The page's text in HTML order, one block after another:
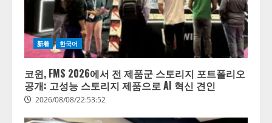
新着 한국어
코윈, FMS 2026에서 전 제품군 스토리지 포트폴리오
공개: 고성능 스토리지 제품으로 AI 혁신 견인
2026/08/08/22:53:52